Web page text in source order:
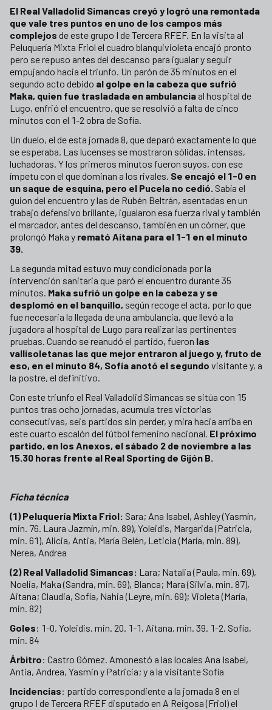
El Real Valladolid Simancas creyó y logró una remontada
que vale tres puntos en uno de los campos más
complejos de este grupo I de Tercera RFEF. En la visita al
Peluquería Mixta Friol el cuadro blanquivioleta encajó pronto
pero se repuso antes del descanso para igualar y seguir
empujando hacia el triunfo. Un parón de 35 minutos en el
segundo acto debido al golpe en la cabeza que sufrió
Maka, quien fue trasladada en ambulancia al hospital de
Lugo, enfrió el encuentro, que se resolvió a falta de cinco
minutos con el 1-2 obra de Sofía.
Un duelo, el de esta jornada 8, que deparó exactamente lo que
se esperaba. Las lucenses se mostraron sólidas, intensas,
luchadoras. Y los primeros minutos fueron suyos, con ese
ímpetu con el que dominan a los rivales. Se encajó el 1-0 en
un saque de esquina, pero el Pucela no cedió. Sabía el
guion del encuentro y las de Rubén Beltrán, asentadas en un
trabajo defensivo brillante, igualaron esa fuerza rival y también
el marcador, antes del descanso, también en un córner, que
prolongó Maka y remató Aitana para el 1-1 en el minuto
39.
La segunda mitad estuvo muy condicionada por la
intervención sanitaria que paró el encuentro durante 35
minutos. Maka sufrió un golpe en la cabeza y se
desplomó en el banquillo, según recoge el acta, por lo que
fue necesaria la llegada de una ambulancia, que llevó a la
jugadora al hospital de Lugo para realizar las pertinentes
pruebas. Cuando se reanudó el partido, fueron las
vallisoletanas las que mejor entraron al juego y, fruto de
eso, en el minuto 84, Sofía anotó el segundo visitante y, a
la postre, el definitivo.
Con este triunfo el Real Valladolid Simancas se sitúa con 15
puntos tras ocho jornadas, acumula tres victorias
consecutivas, seis partidos sin perder, y mira hacia arriba en
este cuarto escalón del fútbol femenino nacional. El próximo
partido, en los Anexos, el sábado 2 de noviembre a las
15.30 horas frente al Real Sporting de Gijón B.
Ficha técnica
(1) Peluquería Mixta Friol: Sara; Ana Isabel, Ashley (Yasmín,
min. 76. Laura Jazmín, min. 89), Yoleidis, Margarida (Patricia,
min. 61), Alicia, Antia, María Belén, Leticia (María, min. 89),
Nerea, Andrea
(2) Real Valladolid Simancas: Lara; Natalia (Paula, min. 69),
Noelia, Maka (Sandra, min. 69), Blanca; Mara (Silvia, min. 87),
Aitana; Claudia, Sofía, Nahia (Leyre, min. 69); Violeta (María,
min. 82)
Goles: 1-0, Yoleidis, min. 20. 1-1, Aitana, min. 39. 1-2, Sofía,
min. 84
Árbitro: Castro Gómez. Amonestó a las locales Ana Isabel,
Antia, Andrea, Yasmin y Patricia; y a la visitante Sofía
Incidencias: partido correspondiente a la jornada 8 en el
grupo I de Tercera RFEF disputado en A Reigosa (Friol) el